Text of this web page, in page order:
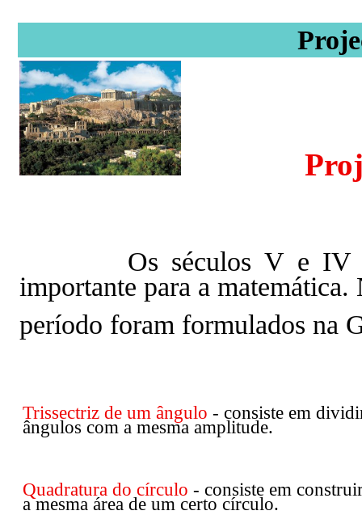
Os séculos V e IV a.C.
importante para a matemática.
período foram formulados na
Trissectriz de um ângulo - consiste em
ângulos com a mesma amplitude.
Quadratura do círculo - consiste em
a mesma área de um certo círculo.